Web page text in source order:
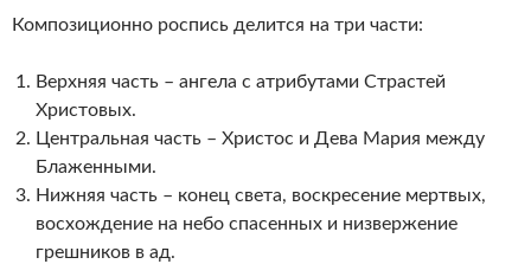
Композиционно роспись делится на три части:
Верхняя часть – ангела с атрибутами Страстей
Христовых.
Центральная часть – Христос и Дева Мария между
Блаженными.
Нижняя часть – конец света, воскресение мертвых,
восхождение на небо спасенных и низвержение
грешников в ад.